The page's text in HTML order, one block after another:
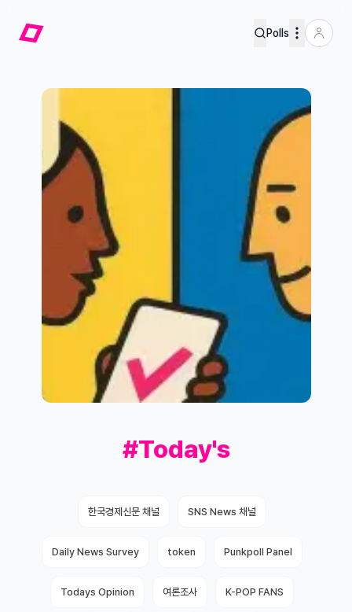
Polls
#Today's
한국경제신문 채널 SNS News 채널
Daily News Survey token Punkpoll Panel
Todays Opinion 여론조사 K-POP FANS